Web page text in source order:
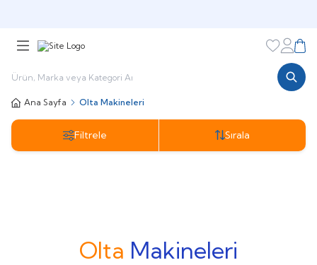
Favorilerim
Ana Sayfa Olta Makineleri
Filtrele Sırala
Olta Makineleri